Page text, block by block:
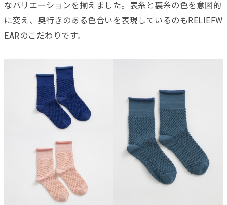
なバリエーションを揃えました。表糸と裏糸の色を意図的
に変え、奥行きのある色合いを表現しているのもRELIEFW
EARのこだわりです。